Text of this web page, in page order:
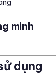
minh
dụng